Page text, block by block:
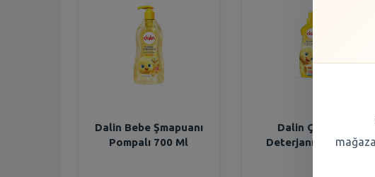
Dalin Bebe Şmapuanı
Pompalı 700 Ml
Dalin Çamaşır
Deterjanı 1500 Ml